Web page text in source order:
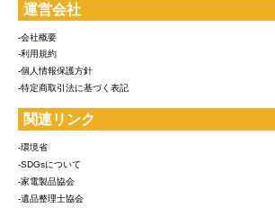
運営会社
-会社概要
-利用規約
-個人情報保護方針
-特定商取引法に基づく表記
関連リンク
-環境省
-SDGsについて
-家電製品協会
-遺品整理士協会